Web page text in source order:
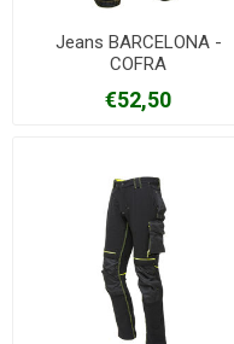
Jeans BARCELONA -
COFRA
€52,50